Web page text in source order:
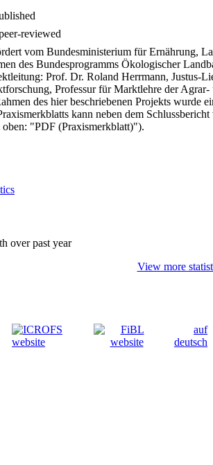
reviewed
vom Bundesministerium für Ernährung,
des Bundesprogramms Ökologischer
Prof. Dr. Roland Herrmann, Justus-
Professur für Marktlehre der
des hier beschriebenen Projekts wurde
kann neben dem
"PDF (Praxismerkblatt)").
over past year
View more
auf
deutsch